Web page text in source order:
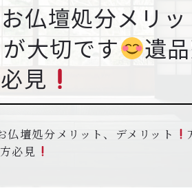
仏壇処分メリッ
大切です
遺
見
仏壇処分メリット、デメリット
必見